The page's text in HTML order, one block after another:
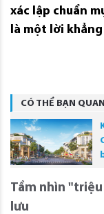
xác lập chuẩn
là một lời
CÓ THỂ BẠN
Tầm nhìn
lưu